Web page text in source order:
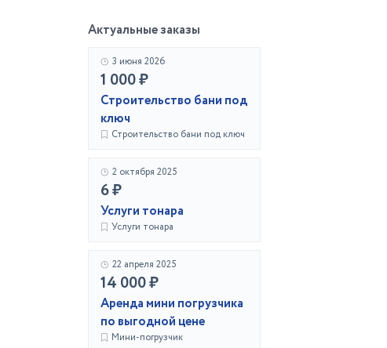
Актуальные заказы
3 июня 2026
1 000 ₽
Строительство бани под
ключ
Строительство бани под ключ
2 октября 2025
6 ₽
Услуги тонара
Услуги тонара
22 апреля 2025
14 000 ₽
Аренда мини погрузчика
по выгодной цене
Мини-погрузчик